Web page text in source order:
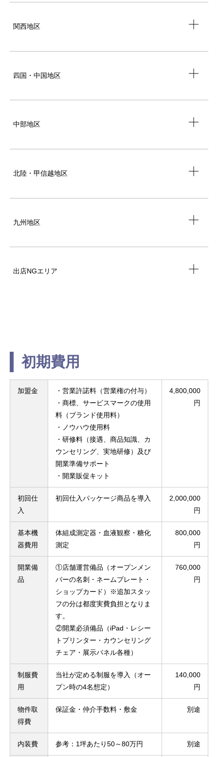
関西地区
四国・中国地区
中部地区
北陸・甲信越地区
九州地区
出店NGエリア
初期費用
加盟金
・営業許諾料（営業権の付与）
・商標、サービスマークの使用
料（ブランド使用料）
・ノウハウ使用料
・研修料（接遇、商品知識、カ
ウンセリング、実地研修）及び
開業準備サポート
・開業販促キット
4,800,000
円
初回仕
入
初回仕入パッケージ商品を導入
2,000,000
円
基本機
器費用
体組成測定器・血液観察・糖化
測定
800,000
円
開業備
品
①店舗運営備品（オープンメン
バーの名刺・ネームプレート・
ショップカード）※追加スタッ
フの分は都度実費負担となりま
す。
②開業必須備品（iPad・レシー
トプリンター・カウンセリング
チェア・展示パネル各種）
760,000
円
制服費
用
当社が定める制服を導入（オー
プン時の4名想定）
140,000
円
物件取
得費
保証金・仲介手数料・敷金 別途
内装費 参考：1坪あたり50～80万円 別途